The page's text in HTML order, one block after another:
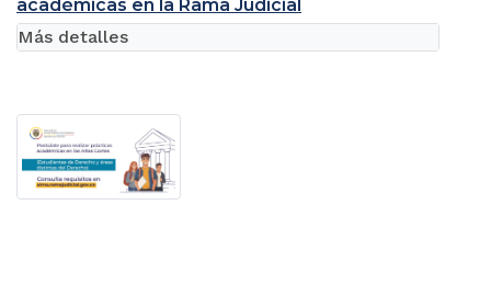
académicas en la Rama Judicial
Más detalles